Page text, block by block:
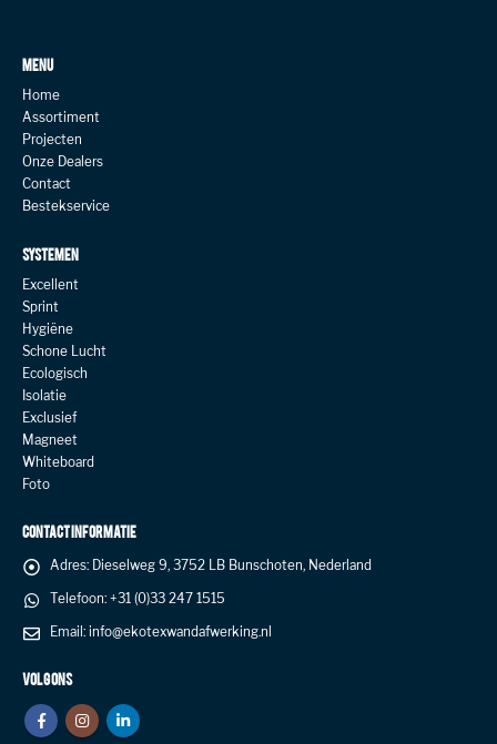
MENU
Home
Assortiment
Projecten
Onze Dealers
Contact
Bestekservice
SYSTEMEN
Excellent
Sprint
Hygiëne
Schone Lucht
Ecologisch
Isolatie
Exclusief
Magneet
Whiteboard
Foto
CONTACT INFORMATIE
Adres: Dieselweg 9, 3752 LB Bunschoten, Nederland
Telefoon: +31 (0)33 247 1515
Email: info@ekotexwandafwerking.nl
VOLG ONS